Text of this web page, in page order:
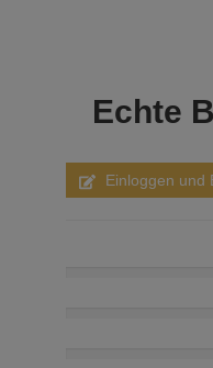
Echte
Einloggen und